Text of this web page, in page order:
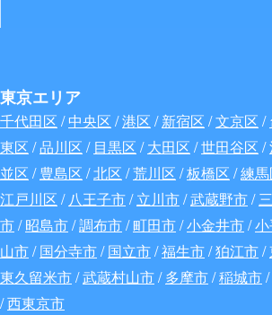
東京エリア
千代田区 /中央区 /港区 /新宿区 /文京区 /
東区 /品川区 / 目黒区 /大田区 /世田谷区 /
並区 /豊島区 /北区 /荒川区 /板橋区 /練
江戸川区 / 八王子市/立川市/武蔵野市/
市/昭島市/調布市/町田市/小金井市/
山市/国分寺市/国立市/福生市/狛江市/
東久留米市/武蔵村山市/多摩市/稲城市/
/西東京市